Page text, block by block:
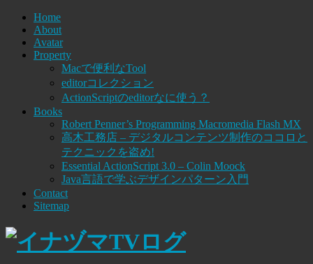
Home
About
Avatar
Property
Macで便利なTool
editorコレクション
ActionScriptのeditorなに使う？
Books
Robert Penner’s Programming Macromedia Flash MX
高木工務店 – デジタルコンテンツ制作のココロと
テクニックを盗め!
Essential ActionScript 3.0 – Colin Moock
Java言語で学ぶデザインパターン入門
Contact
Sitemap